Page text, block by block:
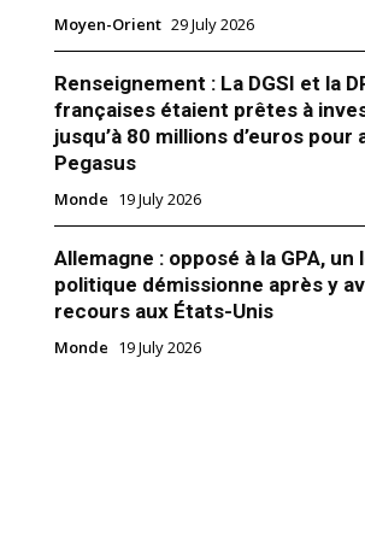
réunit les protagonistes de la
Moyen-Orient 29 July 2026
Renseignement : La DGSI et la
françaises étaient prêtes à
jusqu’à 80 millions d’euros pour
Pegasus
Monde 19 July 2026
Allemagne : opposé à la GPA, un
politique démissionne après y
recours aux États-Unis
Monde 19 July 2026